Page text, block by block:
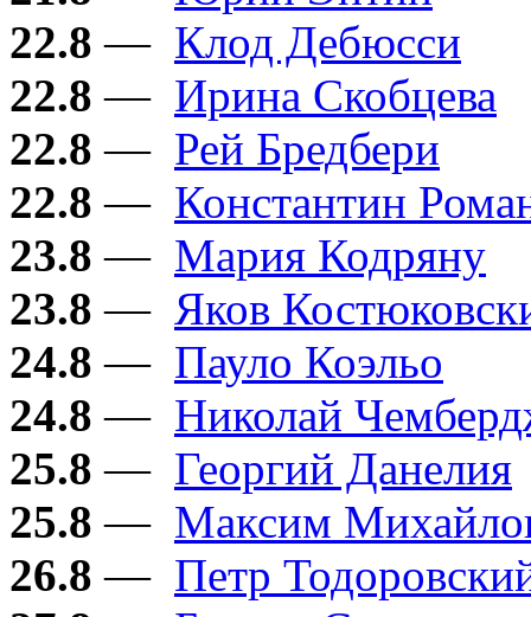
22.8 — Клод Дебюсси
22.8 — Ирина Скобцева
22.8 — Рей Бредбери
22.8 — Константин
23.8 — Мария Кодряну
23.8 — Яков
24.8 — Пауло Коэльо
24.8 — Николай
25.8 — Георгий Данелия
25.8 — Максим
26.8 — Петр